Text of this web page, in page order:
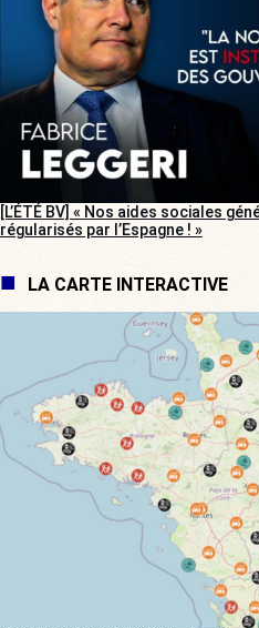
[L’ÉTÉ BV] « Nos aides sociales
régularisés par l’Espagne ! »
LA CARTE INTERACTIVE